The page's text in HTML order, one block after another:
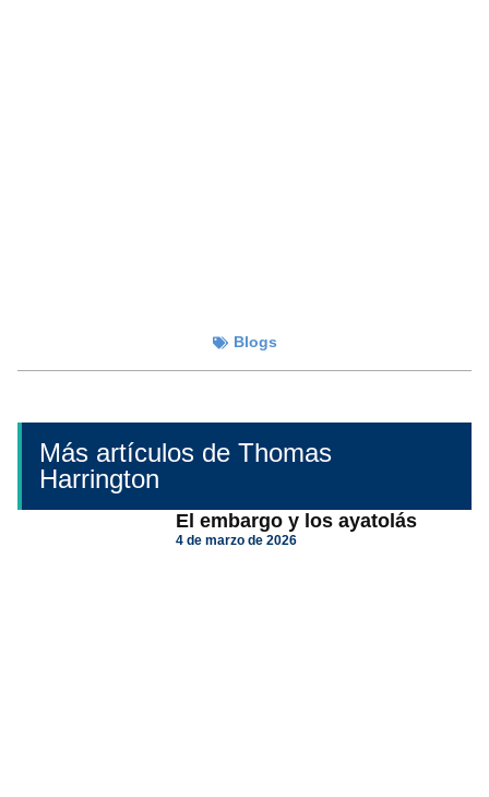
Blogs
Más artículos de Thomas
Harrington
El embargo y los ayatolás
4 de marzo de 2026